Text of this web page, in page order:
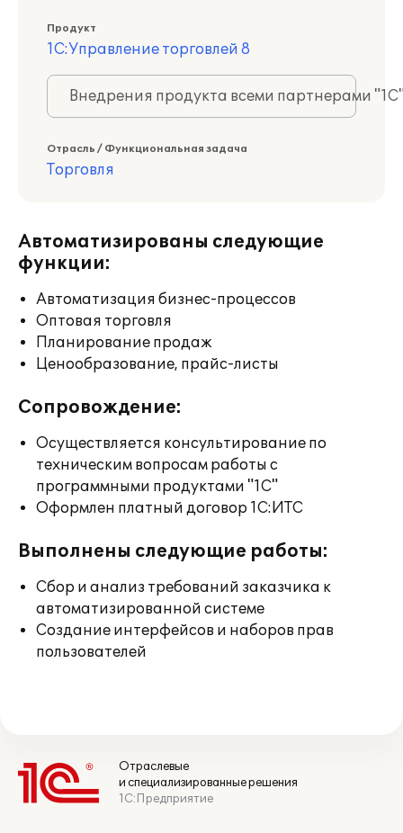
Продукт
1С:Управление торговлей 8
Внедрения продукта всеми партнерами
Отрасль / Функциональная задача
Торговля
Автоматизированы следующие
функции:
Автоматизация бизнес-процессов
Оптовая торговля
Планирование продаж
Ценообразование, прайс-листы
Сопровождение:
Осуществляется консультирование по
техническим вопросам работы с
программными продуктами "1С"
Оформлен платный договор 1С:ИТС
Выполнены следующие работы:
Сбор и анализ требований заказчика к
автоматизированной системе
Создание интерфейсов и наборов прав
пользователей
Отраслевые
и специализированные решения
1С:Предприятие